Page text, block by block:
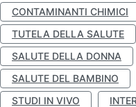
CONTAMINANTI CHIMICI
TUTELA DELLA SALUTE
SALUTE DELLA DONNA
SALUTE DEL BAMBINO
STUDI IN VIVO